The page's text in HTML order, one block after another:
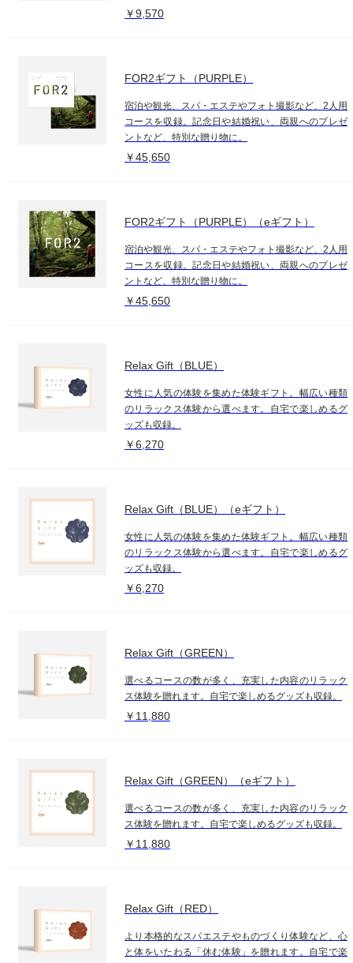
￥9,570
FOR2ギフト（PURPLE）
宿泊や観光、スパ・エステやフォト撮影など、2人用
コースを収録。記念日や結婚祝い、両親へのプレゼ
ントなど、特別な贈り物に。
￥45,650
FOR2ギフト（PURPLE）（eギフト）
宿泊や観光、スパ・エステやフォト撮影など、2人用
コースを収録。記念日や結婚祝い、両親へのプレゼ
ントなど、特別な贈り物に。
￥45,650
Relax Gift（BLUE）
女性に人気の体験を集めた体験ギフト。幅広い種類
のリラックス体験から選べます。自宅で楽しめるグ
ッズも収録。
￥6,270
Relax Gift（BLUE）（eギフト）
女性に人気の体験を集めた体験ギフト。幅広い種類
のリラックス体験から選べます。自宅で楽しめるグ
ッズも収録。
￥6,270
Relax Gift（GREEN）
選べるコースの数が多く、充実した内容のリラック
ス体験を贈れます。自宅で楽しめるグッズも収録。
￥11,880
Relax Gift（GREEN）（eギフト）
選べるコースの数が多く、充実した内容のリラック
ス体験を贈れます。自宅で楽しめるグッズも収録。
￥11,880
Relax Gift（RED）
より本格的なスパエステやものづくり体験など、心
と体をいたわる「休む体験」を贈れます。自宅で楽